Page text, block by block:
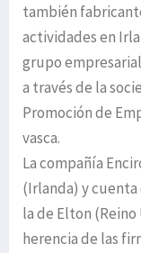
también
actividades en
grupo
a través de la
Promoción de
vasca.
La compañía
(Irlanda) y cuenta
la de Elton
herencia de las